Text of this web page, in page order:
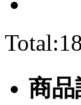
Total:
商品